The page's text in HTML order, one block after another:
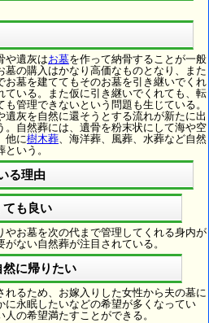
や遺灰はお墓を作って納骨することが一般
の購入はかなり高価なものとなり、また
お墓を建ててもそのお墓を引き継いでくれ
ている。また仮に引き継いでくれても、転
管理できないという問題も生じている。
灰を自然に還そうとする流れが新たに出
。自然葬には、遺骨を粉末状にして海や空
他に樹木葬、海洋葬、風葬、水葬など自然
いう。
る理由
ても良い
やお墓を次の代まで管理してくれる身内が
ない自然葬が注目されている。
然に帰りたい
るため、お嫁入りした女性から夫の墓に
に永眠したいなどの希望が多くなってい
の希望満たすことができる。